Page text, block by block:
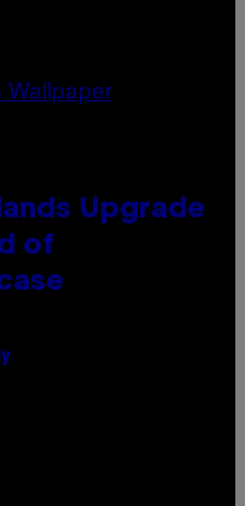
Upgrade
of